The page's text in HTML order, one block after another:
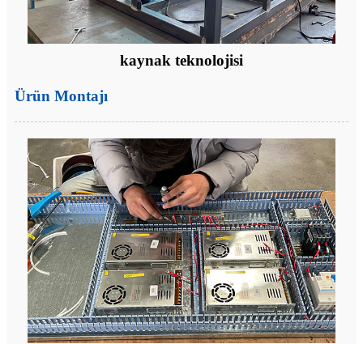
kaynak teknolojisi
Ürün Montajı